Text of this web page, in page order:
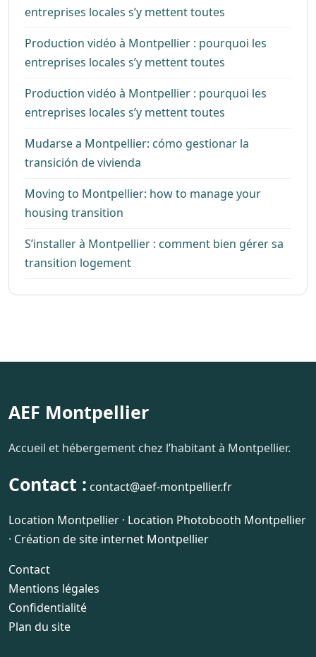
entreprises locales s’y mettent toutes
Production vidéo à Montpellier : pourquoi les
entreprises locales s’y mettent toutes
Production vidéo à Montpellier : pourquoi les
entreprises locales s’y mettent toutes
Mudarse a Montpellier: cómo gestionar la
transición de vivienda
Moving to Montpellier: how to manage your
housing transition
S’installer à Montpellier : comment bien gérer sa
transition logement
AEF Montpellier
Accueil et hébergement chez l’habitant à Montpellier.
Contact : contact@aef-montpellier.fr
Location Montpellier · Location Photobooth Montpellier
· Création de site internet Montpellier
Contact
Mentions légales
Confidentialité
Plan du site